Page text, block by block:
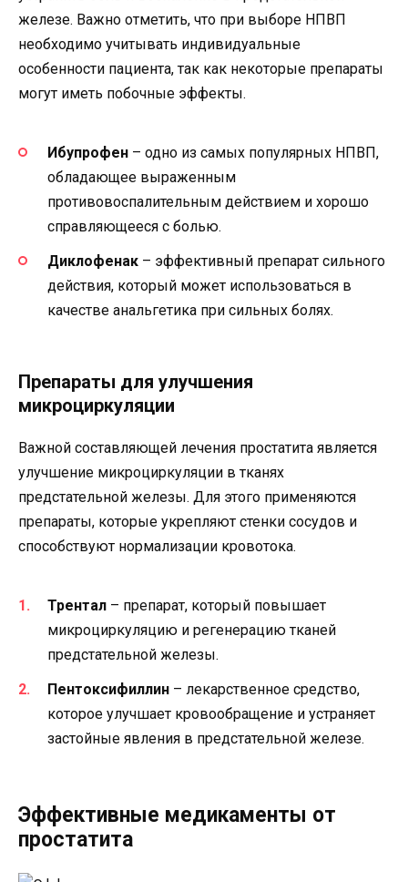
железе. Важно отметить, что при выборе НПВП
необходимо учитывать индивидуальные
особенности пациента, так как некоторые препараты
могут иметь побочные эффекты.
Ибупрофен – одно из самых популярных НПВП,
обладающее выраженным
противовоспалительным действием и хорошо
справляющееся с болью.
Диклофенак – эффективный препарат сильного
действия, который может использоваться в
качестве анальгетика при сильных болях.
Препараты для улучшения
микроциркуляции
Важной составляющей лечения простатита является
улучшение микроциркуляции в тканях
предстательной железы. Для этого применяются
препараты, которые укрепляют стенки сосудов и
способствуют нормализации кровотока.
Трентал – препарат, который повышает
микроциркуляцию и регенерацию тканей
предстательной железы.
Пентоксифиллин – лекарственное средство,
которое улучшает кровообращение и устраняет
застойные явления в предстательной железе.
Эффективные медикаменты от
простатита